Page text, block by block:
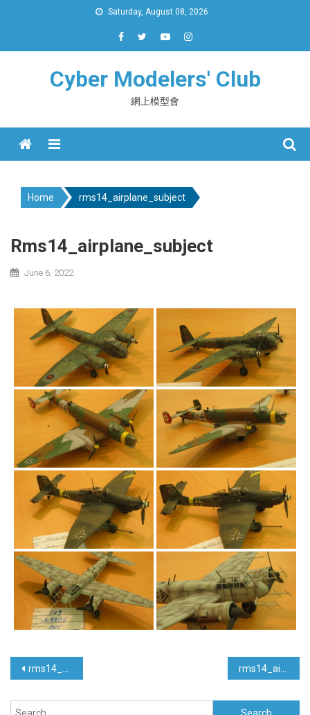
Saturday, August 08, 2026
Cyber Modelers' Club
網上模型會
Menu
Home rms14_airplane_subject
Rms14_airplane_subject
June 6, 2022
Post
navigation
rms14_airplane rms14_airplane_others
Search